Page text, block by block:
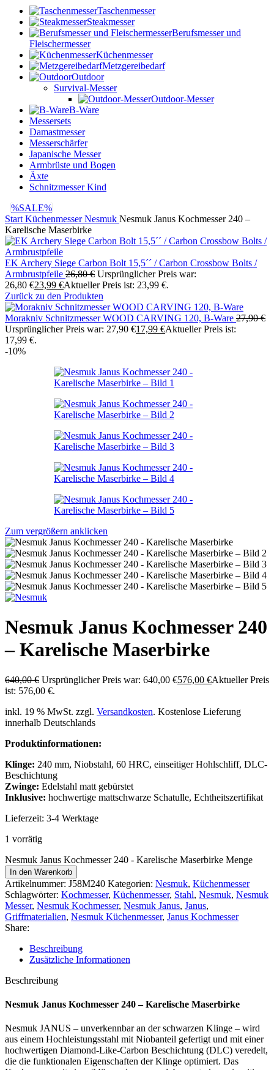
Taschenmesser
Steakmesser
Berufsmesser und
Fleischermesser
Küchenmesser
Metzgereibedarf
Outdoor
Survival-Messer
Outdoor-Messer
B-Ware
Messersets
Damastmesser
Messerschärfer
Japanische Messer
Armbrüste und Bogen
Äxte
Schnitzmesser Kind
%SALE%
Start KüchenmesserNesmuk Nesmuk Janus Kochmesser 240 –
Karelische Maserbirke
EK Archery Siege Carbon Bolt 15,5´´ / Carbon Crossbow Bolts /
Armbrustpfeile 26,80€ Ursprünglicher Preis war:
26,80 €23,99 €Aktueller Preis ist: 23,99 €.
Zurück zu den Produkten
Morakniv Schnitzmesser WOOD CARVING 120, B-Ware 27,90€
Ursprünglicher Preis war: 27,90 €17,99 €Aktueller Preis ist:
17,99 €.
-10%
Zum vergrößern anklicken
Nesmuk Janus Kochmesser 240
– Karelische Maserbirke
640,00€ Ursprünglicher Preis war: 640,00 €576,00 €Aktueller Preis
ist: 576,00 €.
inkl. 19 % MwSt. zzgl. Versandkosten. Kostenlose Lieferung
innerhalb Deutschlands
Produktinformationen:
Klinge: 240 mm, Niobstahl, 60 HRC, einseitiger Hohlschliff, DLC-
Beschichtung
Zwinge: Edelstahl matt gebürstet
Inklusive: hochwertige mattschwarze Schatulle, Echtheitszertifikat
Lieferzeit: 3-4 Werktage
1 vorrätig
Nesmuk Janus Kochmesser 240 - Karelische Maserbirke Menge
In den Warenkorb
Artikelnummer: J58M240 Kategorien: Nesmuk, Küchenmesser
Schlagwörter: Kochmesser, Küchenmesser, Stahl, Nesmuk, Nesmuk
Messer, Nesmuk Kochmesser, Nesmuk Janus, Janus,
Griffmaterialien, Nesmuk Küchenmesser, Janus Kochmesser
Share:
Beschreibung
Zusätzliche Informationen
Beschreibung
Nesmuk Janus Kochmesser 240 – Karelische Maserbirke
Nesmuk JANUS – unverkennbar an der schwarzen Klinge – wird
aus einem Hochleistungsstahl mit Niobanteil gefertigt und mit einer
hochwertigen Diamond-Like-Carbon Beschichtung (DLC) veredelt,
die die funktionalen Eigenschaften der Klinge optimiert. Das